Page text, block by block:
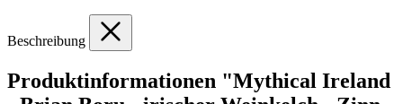
Beschreibung
Produktinformationen "Mythical Ireland